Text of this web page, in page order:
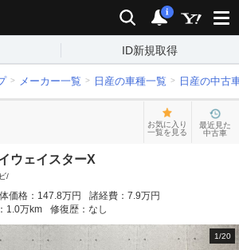
検索 通知
i
ID新規取得
メーカー一覧 日産の車種一覧 日産の中古
お気に入り
一覧を見る
最近見た
中古車
ウェイスターX
/
価格： 147.8万円 諸経費： 7.9万円
1.0万km 修復歴： なし
1/20